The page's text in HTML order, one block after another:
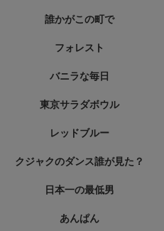
誰かがこの町で
フォレスト
バニラな毎日
東京サラダボウル
レッドブルー
クジャクのダンス誰が見た？
日本一の最低男
あんぱん